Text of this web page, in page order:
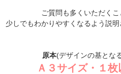
ご質問も多くいただくこ
少しでもわかりやすくなるよう説明
原本(デザインの基とな
Ａ３サイズ・１枚